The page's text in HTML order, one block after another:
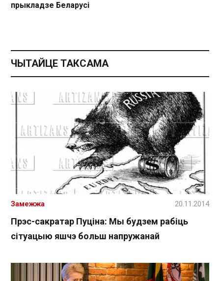
прыкладзе Беларусі
ЧЫТАЙЦЕ ТАКСАМА
Прэс-сакратар Пуціна: Мы будзем рабіць
сітуацыю яшчэ больш напружанай
Замежжа 20.11.2014